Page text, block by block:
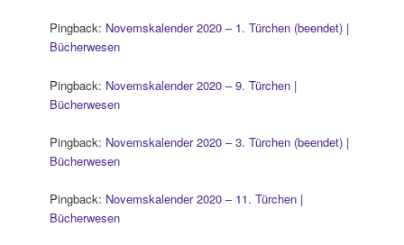
Pingback: Novemskalender 2020 – 1. Türchen (beendet) |
Bücherwesen
Pingback: Novemskalender 2020 – 9. Türchen |
Bücherwesen
Pingback: Novemskalender 2020 – 3. Türchen (beendet) |
Bücherwesen
Pingback: Novemskalender 2020 – 11. Türchen |
Bücherwesen